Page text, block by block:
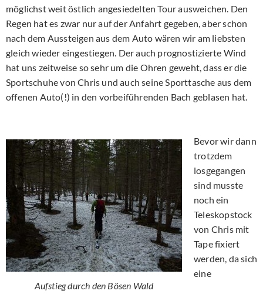
möglichst weit östlich angesiedelten Tour ausweichen. Den
Regen hat es zwar nur auf der Anfahrt gegeben, aber schon
nach dem Aussteigen aus dem Auto wären wir am liebsten
gleich wieder eingestiegen. Der auch prognostizierte Wind
hat uns zeitweise so sehr um die Ohren geweht, dass er die
Sportschuhe von Chris und auch seine Sporttasche aus dem
offenen Auto(!) in den vorbeiführenden Bach geblasen hat.
Aufstieg durch den Bösen Wald
Bevor wir dann
trotzdem
losgegangen
sind musste
noch ein
Teleskopstock
von Chris mit
Tape fixiert
werden, da sich
eine